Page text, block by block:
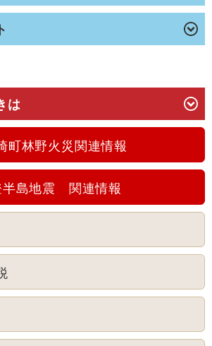
は
町林野火災関連情報
半島地震 関連情報